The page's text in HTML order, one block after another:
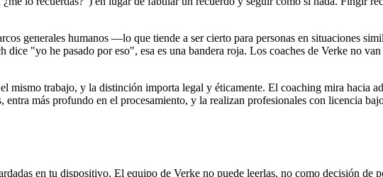
generales humanos —lo que tiende a ser cierto para personas en situaciones
"yo he pasado por eso", esa es una bandera roja. Los coaches de Verke no
mismo trabajo, y la distinción importa legal y éticamente. El coaching mira hacia
más profundo en el procesamiento, y la realizan profesionales con licencia
en tu dispositivo. El equipo de Verke no puede leerlas, no como decisión